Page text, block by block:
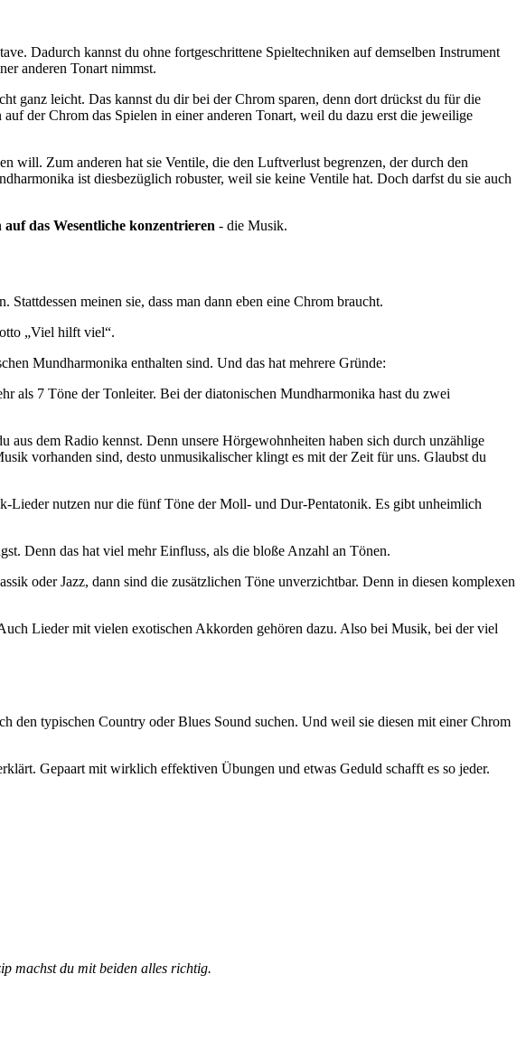
Dadurch kannst du ohne fortgeschrittene Spieltechniken auf demselben Instrument
anderen Tonart nimmst.
ganz leicht. Das kannst du dir bei der Chrom sparen, denn dort drückst du für die
der Chrom das Spielen in einer anderen Tonart, weil du dazu erst die jeweilige
will. Zum anderen hat sie Ventile, die den Luftverlust begrenzen, der durch den
ist diesbezüglich robuster, weil sie keine Ventile hat. Doch darfst du sie auch
auf das Wesentliche konzentrieren - die Musik.
meinen sie, dass man dann eben eine Chrom braucht.
„Viel hilft viel“.
Mundharmonika enthalten sind. Und das hat mehrere Gründe:
als 7 Töne der Tonleiter. Bei der diatonischen Mundharmonika hast du zwei
dem Radio kennst. Denn unsere Hörgewohnheiten haben sich durch unzählige
vorhanden sind, desto unmusikalischer klingt es mit der Zeit für uns. Glaubst du
Lieder nutzen nur die fünf Töne der Moll- und Dur-Pentatonik. Es gibt unheimlich
Denn das hat viel mehr Einfluss, als die bloße Anzahl an Tönen.
oder Jazz, dann sind die zusätzlichen Töne unverzichtbar. Denn in diesen komplexen
Lieder mit vielen exotischen Akkorden gehören dazu. Also bei Musik, bei der viel
den typischen Country oder Blues Sound suchen. Und weil sie diesen mit einer Chrom
Gepaart mit wirklich effektiven Übungen und etwas Geduld schafft es so jeder.
machst du mit beiden alles richtig.